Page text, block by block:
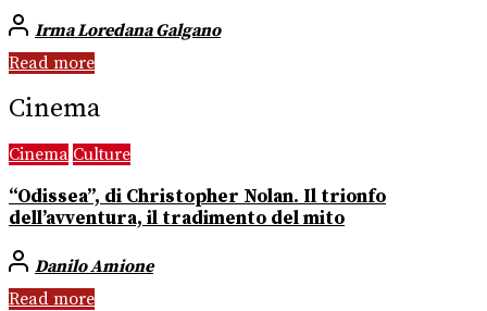
Irma Loredana Galgano
Read more
Cinema
Cinema Culture
“Odissea”, di Christopher Nolan. Il trionfo
dell’avventura, il tradimento del mito
Danilo Amione
Read more